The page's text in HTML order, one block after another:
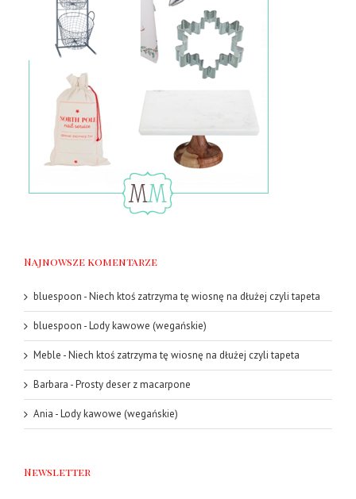
Najnowsze komentarze
bluespoon -Niech ktoś zatrzyma tę wiosnę na dłużej czyli tapeta
bluespoon -Lody kawowe (wegańskie)
Meble -Niech ktoś zatrzyma tę wiosnę na dłużej czyli tapeta
Barbara -Prosty deser z macarpone
Ania -Lody kawowe (wegańskie)
Newsletter